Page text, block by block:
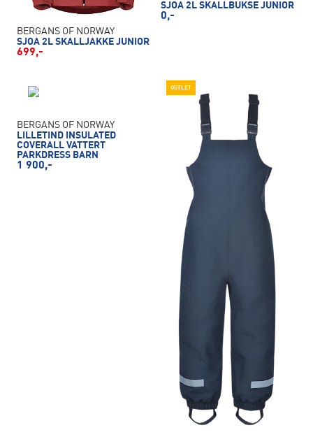
BERGANS OF NORWAY
SJOA 2L SKALLJAKKE JUNIOR
699,-
SJOA 2L SKALLBUKSE JUNIOR
0,-
BERGANS OF NORWAY
LILLETIND INSULATED
COVERALL VATTERT
PARKDRESS BARN
1 900,-
OUTLET